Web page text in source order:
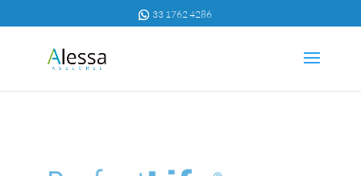
33 1762 4286